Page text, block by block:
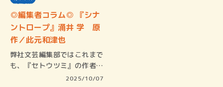
◎編集者コラム◎ 『シナ
ントロープ』涌井 学 原
作／此元和津也
弊社文芸編集部ではこれまで
も、『セトウツミ』の作者で
2025/10/07